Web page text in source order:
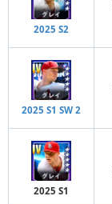
2025 S2
2025 S1 SW 2
2025 S1